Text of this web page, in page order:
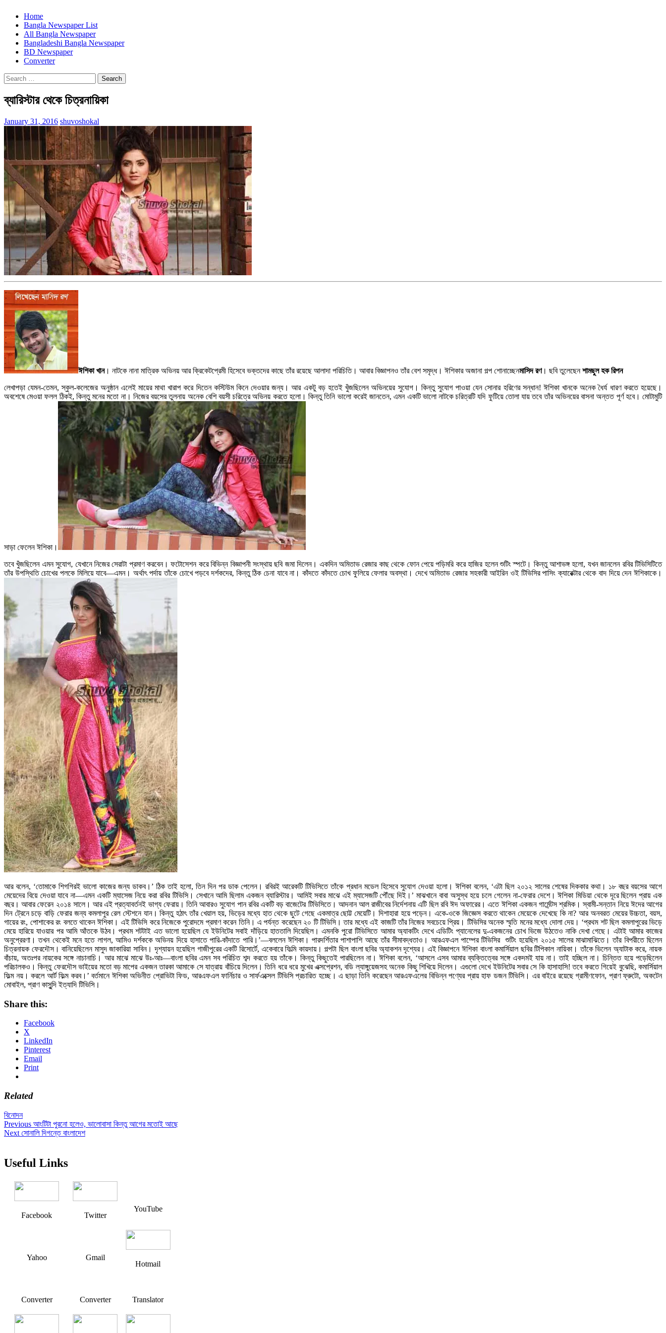
Home
Bangla Newspaper List
All Bangla Newspaper
Bangladeshi Bangla Newspaper
BD Newspaper
Converter
Search
for:
ব্যারিস্টার থেকে চিত্রনায়িকা
January 31, 2016 shuvoshokal
ঈশিকা খান। নাটকে নানা মাত্রিক অভিনয় আর ক্রিকেটপ্রেমী হিসেবে ভক্তদের কাছে তাঁর রয়েছে আলাদা পরিচিতি। আবার বিজ্ঞাপনও তাঁর বেশ সমৃদ্ধ। ঈশিকার অজানা গল্প শোনাচ্ছেনমাসিদ রণ। ছবি তুলেছেনশামছুল হক রিপন
লেখাপড়া যেমন-তেমন, স্কুল-কলেজের অনুষ্ঠান এলেই মায়ের মাথা খারাপ করে দিতেন কস্টিউম কিনে দেওয়ার জন্য। আর একটু বড় হতেই খুঁজছিলেন অভিনয়ের সুযোগ। কিন্তু সুযোগ পাওয়া যেন সোনার হরিণের সন্ধান! ঈশিকা খানকে অনেক ধৈর্য ধারণ করতে হয়েছে।
অবশেষে মেওয়া ফলল ঠিকই, কিন্তু মনের মতো না। নিজের বয়সের তুলনায় অনেক বেশি বয়সী চরিত্রে অভিনয় করতে হলো। কিন্তু তিনি ভালো করেই জানতেন, এমন একটি ভালো নাটকে চরিত্রটি যদি ফুটিয়ে তোলা যায় তবে তাঁর অভিনয়ের বাসনা অন্তত পূর্ণ হবে। মোটামুটি
সাড়া ফেলেন ঈশিকা।
তবে খুঁজছিলেন এমন সুযোগ, যেখানে নিজের সেরাটা প্রমাণ করবেন। ফটোসেশন করে বিভিন্ন বিজ্ঞাপনী সংস্থায় ছবি জমা দিলেন। একদিন অমিতাভ রেজার কাছ থেকে ফোন পেয়ে পড়িমরি করে হাজির হলেন শুটিং স্পটে। কিন্তু আশাভঙ্গ হলো, যখন জানলেন রবির টিভিসিটিতে
তাঁর উপস্থিতি চোখের পলকে মিলিয়ে যাবে—এমন। অর্থাৎ পর্দায় তাঁকে চোখে পড়বে দর্শকদের, কিন্তু ঠিক চেনা যাবে না। কাঁদতে কাঁদতে চোখ ফুলিয়ে ফেলার অবস্থা। দেখে অমিতাভ রেজার সহকারী আইরিন ওই টিভিসির পাসিং ক্যারেক্টার থেকে বাদ দিয়ে দেন ঈশিকাকে।
আর বলেন, ‘তোমাকে শিগগিরই ভালো কাজের জন্য ডাকব।’ ঠিক তাই হলো, তিন দিন পর ডাক পেলেন। রবিরই আরেকটি টিভিসিতে তাঁকে প্রধান মডেল হিসেবে সুযোগ দেওয়া হলো। ঈশিকা বলেন, ‘এটা ছিল ২০১২ সালের শেষের দিককার কথা। ১৮ বছর বয়সের আগে
মেয়েদের বিয়ে দেওয়া যাবে না—এমন একটি ম্যাসেজ নিয়ে করা রবির টিভিসি। সেখানে আমি ছিলাম একজন ব্যারিস্টার। আমিই সবার মাঝে এই ম্যাসেজটি পৌঁছে দিই।’ মাঝখানে বাবা অসুস্থ হয়ে চলে গেলেন না-ফেরার দেশে। ঈশিকা মিডিয়া থেকে দূরে ছিলেন প্রায় এক
বছর। আবার ফেরেন ২০১৪ সালে। আর এই প্রত্যাবর্তনই ভাগ্য ফেরায়। তিনি আবারও সুযোগ পান রবির একটি বড় বাজেটের টিভিসিতে। আদনান আল রাজীবের নির্দেশনায় এটি ছিল রবি ঈদ অফারের। এতে ঈশিকা একজন গার্মেন্টস শ্রমিক। স্বামী-সন্তান নিয়ে ঈদের আগের
দিন ট্রেনে চড়ে বাড়ি ফেরার জন্য কমলাপুর রেল স্টেশনে যান। কিন্তু হঠাৎ তাঁর খেয়াল হয়, ভিড়ের মধ্যে হাত থেকে ছুটে গেছে একমাত্র ছোট্ট মেয়েটি। দিশাহারা হয়ে পড়েন। একে-ওকে জিজ্ঞেস করতে থাকেন মেয়েকে দেখেছে কি না? আর অনবরত মেয়ের উচ্চতা, বয়স,
গায়ের রং, পোশাকের রং বলতে থাকেন ঈশিকা। এই টিভিসি করে নিজেকে পুরোদমে প্রমাণ করেন তিনি। এ পর্যন্ত করেছেন ২০ টি টিভিসি। তার মধ্যে এই কাজটি তাঁর নিজের সবচেয়ে প্রিয়। টিভিসির অনেক স্মৃতি মনের মধ্যে দোলা দেয়। ‘প্রথম শট ছিল কমলাপুরের ভিড়ে
মেয়ে হারিয়ে যাওয়ার পর আমি আঁতকে উঠব। প্রথম শটটাই এত ভালো হয়েছিল যে ইউনিটের সবাই দাঁড়িয়ে হাততালি দিয়েছিল। এমনকি পুরো টিভিসিতে আমার অ্যাকটিং দেখে এডিটিং প্যানেলের দু-একজনের চোখ ভিজে উঠতেও নাকি দেখা গেছে। এটাই আমার কাজের
অনুপ্রেরণা। তখন থেকেই মনে হতে লাগল, আমিও দর্শককে অভিনয় দিয়ে হাসাতে পারি-কাঁদাতে পারি।’—বললেন ঈশিকা। পারদর্শিতার পাশাপাশি আছে তাঁর সীমাবদ্ধতাও। আরএফএল পাম্পের টিভিসির শুটিং হয়েছিল ২০১৫ সালের মাঝামাঝিতে। তাঁর বিপরীতে ছিলেন
চিত্রনায়ক ফেরদৌস। বানিয়েছিলেন মাসুদ জাকারিয়া সাবিন। দৃশ্যায়ন হয়েছিল গাজীপুরের একটি রিসোর্টে, একেবারে ফিল্মি কায়দায়। গল্পটা ছিল বাংলা ছবির অ্যাকশন দৃশ্যের। এই বিজ্ঞাপনে ঈশিকা বাংলা কমার্সিয়াল ছবির টিপিকাল নায়িকা। তাঁকে ভিলেন অ্যাটাক করে, নায়ক
বাঁচায়, অতঃপর নায়কের সঙ্গে নাচানাচি। আর মাঝে মাঝে উঃ-আঃ—বাংলা ছবির এমন সব পরিচিত শব্দ করতে হয় তাঁকে। কিন্তু কিছুতেই পারছিলেন না। ঈশিকা বলেন, ‘আসলে এসব আমার ব্যক্তিত্বের সঙ্গে একদমই যায় না। তাই হচ্ছিল না। চিন্তিত হয়ে পড়েছিলেন
পরিচালকও। কিন্তু ফেরদৌস ভাইয়ের মতো বড় মাপের একজন তারকা আমাকে সে যাত্রায় বাঁচিয়ে দিলেন। তিনি ধরে ধরে মুখের এক্সপ্রেশন, বডি ল্যাঙ্গুয়েজসহ অনেক কিছু শিখিয়ে দিলেন। এগুলো দেখে ইউনিটের সবার সে কি হাসাহাসি! তবে করতে গিয়েই বুঝেছি, কমার্সিয়াল
ফিল্ম নয়। করলে আর্ট ফিল্ম করব।’ বর্তমানে ঈশিকা অভিনীত প্রোভিটা ফিড, আরএফএল ফার্নিচার ও সার্ফএক্সেল টিভিসি প্রচারিত হচ্ছে। এ ছাড়া তিনি করেছেন আরএফএলের বিভিন্ন পণ্যের প্রায় হাফ ডজন টিভিসি। এর বাইরে রয়েছে গ্রামীণফোন, প্রাণ ফ্রুটো, অকটেন
মোবাইল, প্রাণ কাসুন্দি ইত্যাদি টিভিসি।
Share this:
Facebook
X
LinkedIn
Pinterest
Email
Print
Related
বিনোদন
Post
navigation
Previous Previous
post:
আংটিটা পুরনো হলেও, ভালোবাসা কিন্তু আগের মতোই আছে
Next Next
সোনালি দিগন্তে বাংলাদেশ
Useful Links
Facebook Twitter
YouTube
Yahoo Gmail
Hotmail
Converter Converter Translator